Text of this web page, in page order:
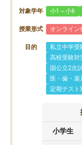
対象学年 小1～小6
授業形式 オンライン
目的 私立中学受
高校受験対
国公立2次
医・歯・薬
定期テスト
小学生